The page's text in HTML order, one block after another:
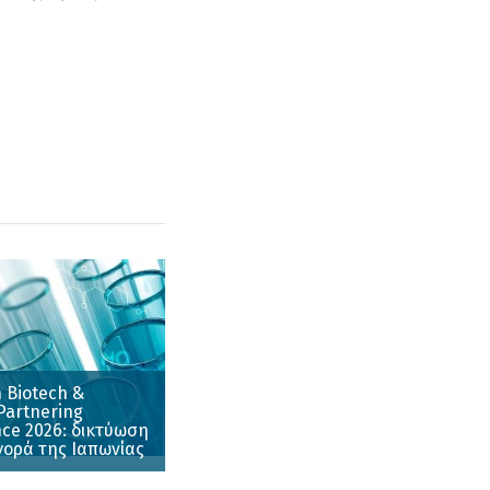
Biotech &
2026: δικτύωση
της Ιαπωνίας